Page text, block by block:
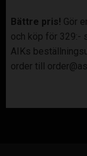
Bättre pris! Gör
och köp för 329:-
AIKs
order till